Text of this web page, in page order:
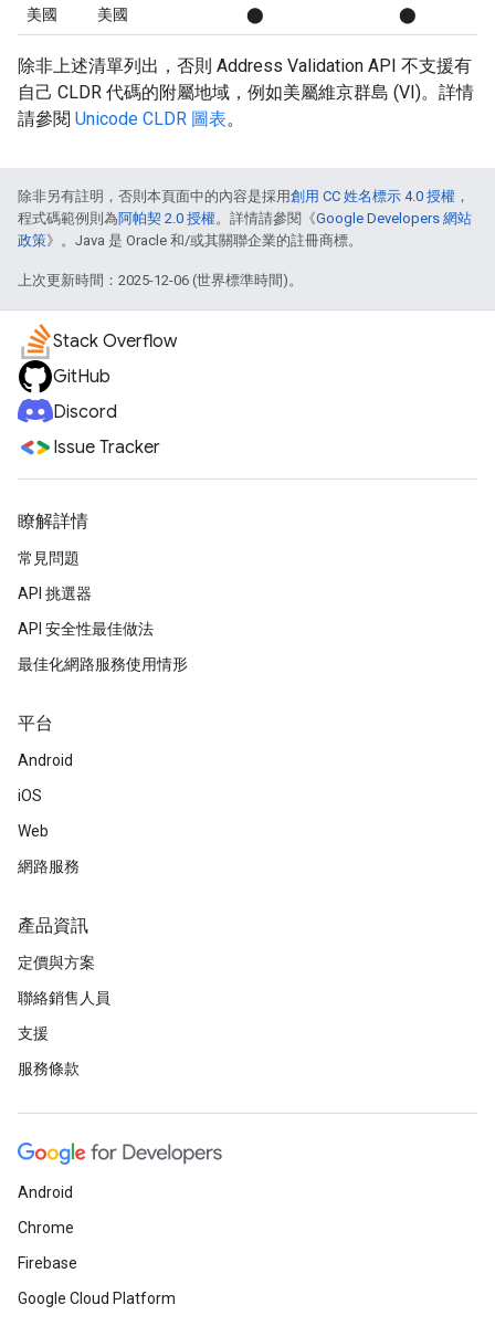
美國 美國 ⬤ ⬤
除非上述清單列出，否則 Address Validation API 不支援有
自己 CLDR 代碼的附屬地域，例如美屬維京群島 (VI)。詳情
請參閱 Unicode CLDR 圖表。
除非另有註明，否則本頁面中的內容是採用創用 CC 姓名標示 4.0 授權 ，
程式碼範例則為阿帕契 2.0 授權。詳情請參閱《Google Developers 網站
政策》。Java 是 Oracle 和/或其關聯企業的註冊商標。
上次更新時間：2025-12-06 (世界標準時間)。
Stack Overflow
GitHub
Discord
Issue Tracker
瞭解詳情
常見問題
API 挑選器
API 安全性最佳做法
最佳化網路服務使用情形
平台
Android
iOS
Web
網路服務
產品資訊
定價與方案
聯絡銷售人員
支援
服務條款
Android
Chrome
Firebase
Google Cloud Platform